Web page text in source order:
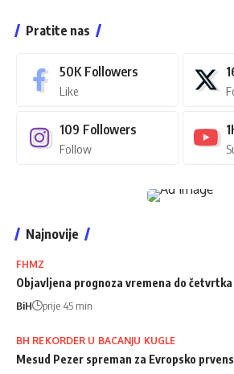
Pratite nas
50K Followers
Like
109 Followers
Follow
Najnovije
FHMZ
Objavljena prognoza vremena do četvrtka
BiH prije 45 min
BH REKORDER U BACANJU KUGLE
Mesud Pezer spreman za Evropsko